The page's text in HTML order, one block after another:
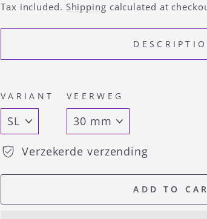
price
Tax included. Shipping calculated at
VARIANT VEERWEG
Verzekerde verzending
ADD TO